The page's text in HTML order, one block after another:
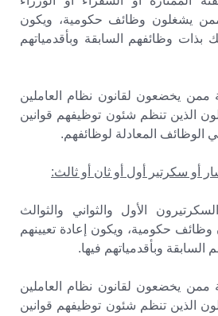
يشغلون وظائف حكومية، ويكون
بذات وظائفهم السابقة وبأقدمياتهم
ممن يخضعون لقانون نظام العاملين
الذين تنظم شئون توظيفهم قوانين
الوظائف المعادلة لوظائفهم.
أو سكرتير أول أو ثان أو ثالث:
الأول والثواني والثوالث
حكومية، ويكون إعادة تعيينهم
وبأقدمياتهم فيها.
ممن يخضعون لقانون نظام العاملين
الذين تنظم شئون توظيفهم قوانين